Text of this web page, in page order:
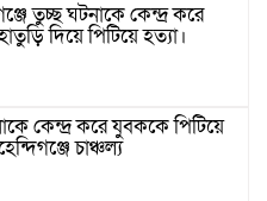
তুচ্ছ ঘটনাকে কেন্দ্র করে
দিয়ে পিটিয়ে হত্যা।
কেন্দ্র করে যুবককে পিটিয়ে
চাঞ্চল্য